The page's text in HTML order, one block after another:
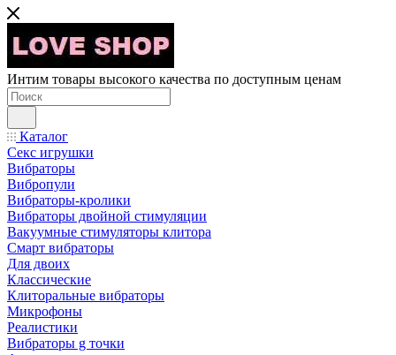
Интим товары высокого качества по доступным ценам
Каталог
Секс игрушки
Вибраторы
Вибропули
Вибраторы-кролики
Вибраторы двойной стимуляции
Вакуумные стимуляторы клитора
Смарт вибраторы
Для двоих
Классические
Клиторальные вибраторы
Микрофоны
Реалистики
Вибраторы g точки